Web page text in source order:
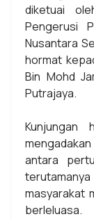
diketuai
Pengerusi
Nusantara
hormat
Bin Mohd
Putrajaya.
Kunjungan
antara
masyarakat
berleluasa.